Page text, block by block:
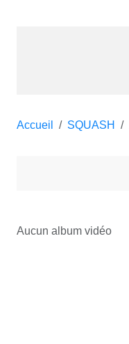
Accueil SQUASH
Aucun album vidéo